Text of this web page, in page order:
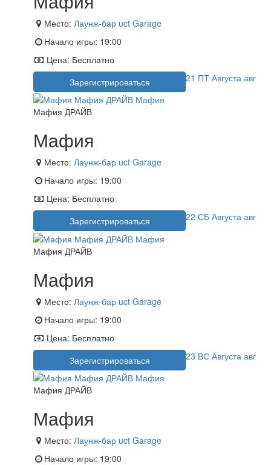
Место: Лаунж-бар uct Garage
Начало игры: 19:00
Цена: Бесплатно
Зарегистрироваться
21 ПТ Августа авг
Мафия ДРАЙВ
Мафия
Место: Лаунж-бар uct Garage
Начало игры: 19:00
Цена: Бесплатно
Зарегистрироваться
22 СБ Августа авг
Мафия ДРАЙВ
Мафия
Место: Лаунж-бар uct Garage
Начало игры: 19:00
Цена: Бесплатно
Зарегистрироваться
23 ВС Августа авг
Мафия ДРАЙВ
Мафия
Место: Лаунж-бар uct Garage
Начало игры: 19:00